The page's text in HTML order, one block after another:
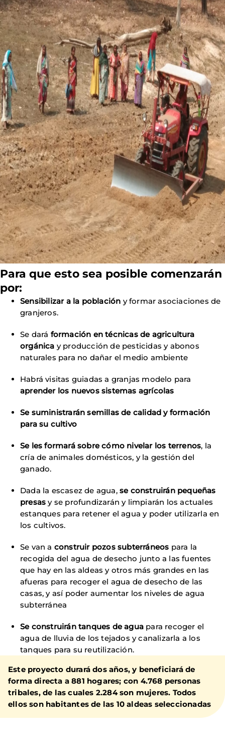
Para que esto sea posible comenzarán
por:
Sensibilizar a la población y formar asociaciones de
granjeros.
Se dará formación en técnicas de agricultura
orgánica y producción de pesticidas y abonos
naturales para no dañar el medio ambiente
Habrá visitas guiadas a granjas modelo para
aprender los nuevos sistemas agrícolas
Se suministrarán semillas de calidad y formación
para su cultivo
Se les formará sobre cómo nivelar los terrenos, la
cría de animales domésticos, y la gestión del
ganado.
Dada la escasez de agua, se construirán pequeñas
presas y se profundizarán y limpiarán los actuales
estanques para retener el agua y poder utilizarla en
los cultivos.
Se van a construir pozos subterráneos para la
recogida del agua de desecho junto a las fuentes
que hay en las aldeas y otros más grandes en las
afueras para recoger el agua de desecho de las
casas, y así poder aumentar los niveles de agua
subterránea
Se construirán tanques de agua para recoger el
agua de lluvia de los tejados y canalizarla a los
tanques para su reutilización.
Este proyecto durará dos años, y beneficiará de
forma directa a 881 hogares; con 4.768 personas
tribales, de las cuales 2.284 son mujeres. Todos
ellos son habitantes de las 10 aldeas seleccionadas